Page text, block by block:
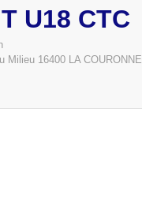
U18 CTC
Milieu 16400 LA COURONNE